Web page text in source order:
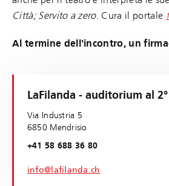
Città; Servito a zero. Cura il portale
Al termine dell'incontro, un
LaFilanda - auditorium al
Via Industria 5
6850 Mendrisio
+41 58 688 36 80
info@lafilanda.ch